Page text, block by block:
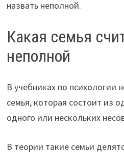
назвать неполной.
Какая семья
неполной
В учебниках по психологии
семья, которая состоит из
одного или нескольких
В теории такие семьи